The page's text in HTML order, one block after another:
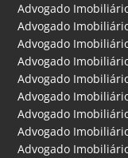
Advogado
Advogado
Advogado
Advogado
Advogado
Advogado
Advogado
Advogado
Advogado